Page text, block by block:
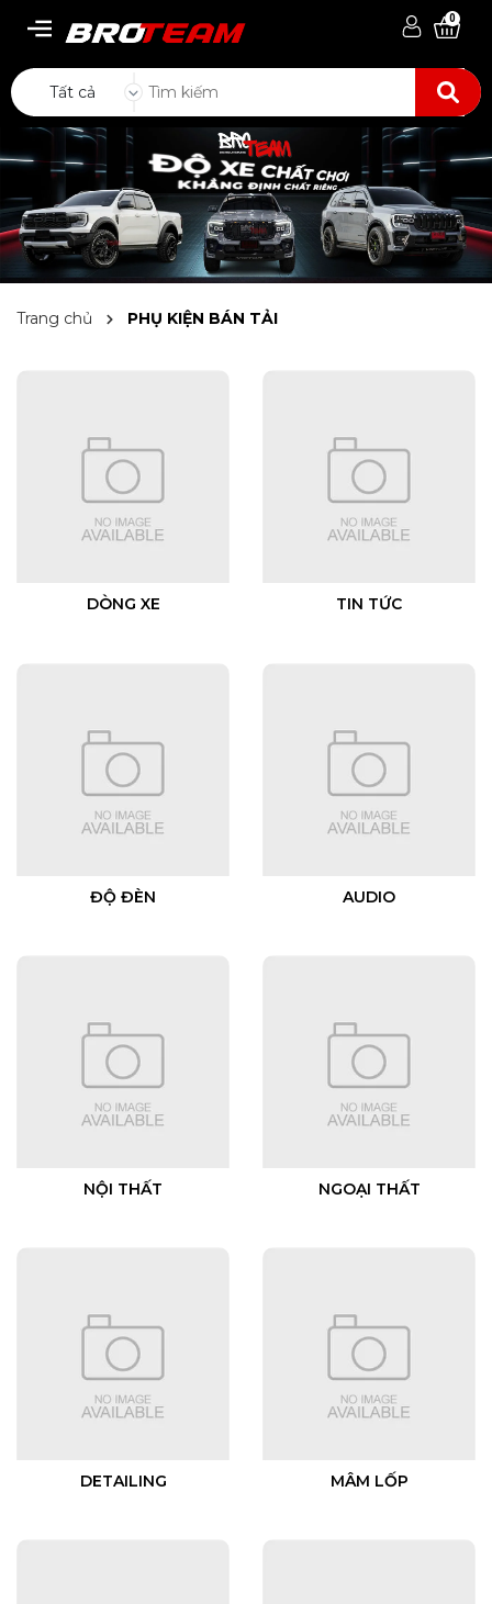
0
Tất cả
Trang chủ PHỤ KIỆN BÁN TẢI
DÒNG XE TIN TỨC
ĐỘ ĐÈN AUDIO
NỘI THẤT NGOẠI THẤT
DETAILING MÂM LỐP